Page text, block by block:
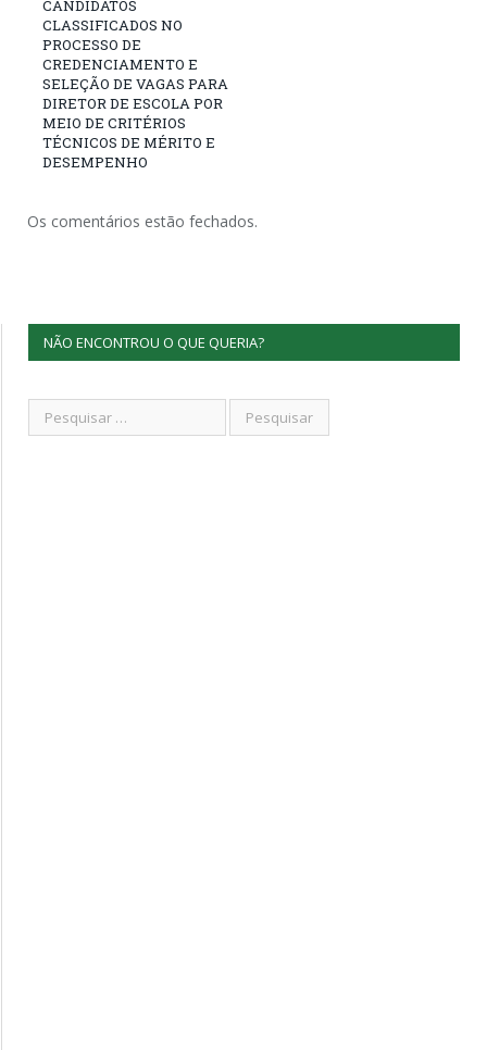
CANDIDATOS
CLASSIFICADOS NO
PROCESSO DE
CREDENCIAMENTO E
SELEÇÃO DE VAGAS PARA
DIRETOR DE ESCOLA POR
MEIO DE CRITÉRIOS
TÉCNICOS DE MÉRITO E
DESEMPENHO
Os comentários estão fechados.
NÃO ENCONTROU O QUE QUERIA?